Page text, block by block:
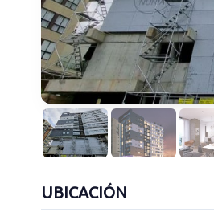
UBICACIÓN